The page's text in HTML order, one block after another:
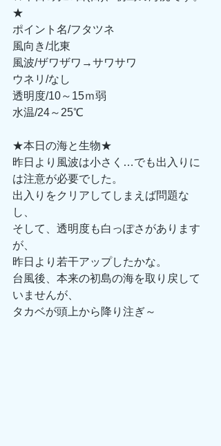
★
ポイント名/フタツネ
風向き/北東
風波/ザワザワ→サワサワ
ウネリ/なし
透明度/10～15ｍ弱
水温/24～25℃
★本日の海と生物★
昨日より風波は小さく…でも出入りに
は注意が必要でした。
出入りをクリアしてしまえば問題な
し、
そして、透明度も白っぽさがあります
が、
昨日より若干アップしたかな。
台風後、本来の初島の海を取り戻して
いませんが、
タカベが頭上から降り注ぎ～